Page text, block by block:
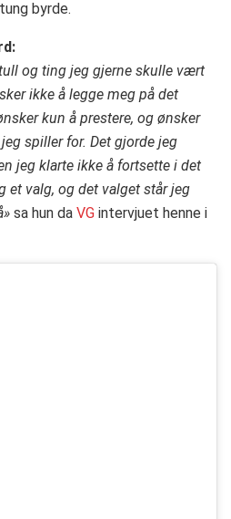
byrde.
og ting jeg gjerne skulle vært
ikke å legge meg på det
kun å prestere, og ønsker
spiller for. Det gjorde jeg
jeg klarte ikke å fortsette i det
et valg, og det valget står jeg
sa hun da VG intervjuet henne i